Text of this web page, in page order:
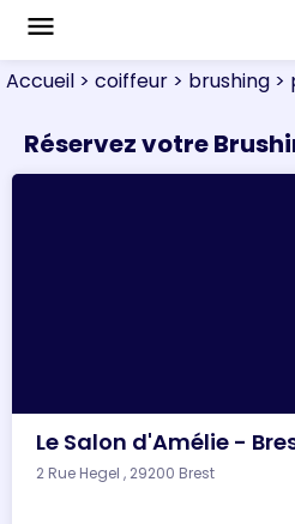
menu
Accueil > coiffeur > brushing >
Réservez votre
Le Salon d'Amélie -
2 Rue Hegel , 29200 Brest